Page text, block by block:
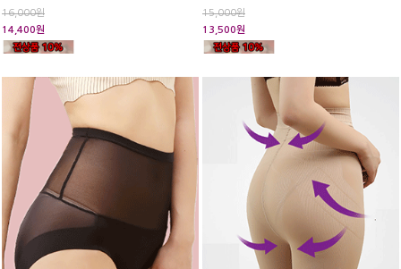
16,000원
14,400원
15,000원
13,500원